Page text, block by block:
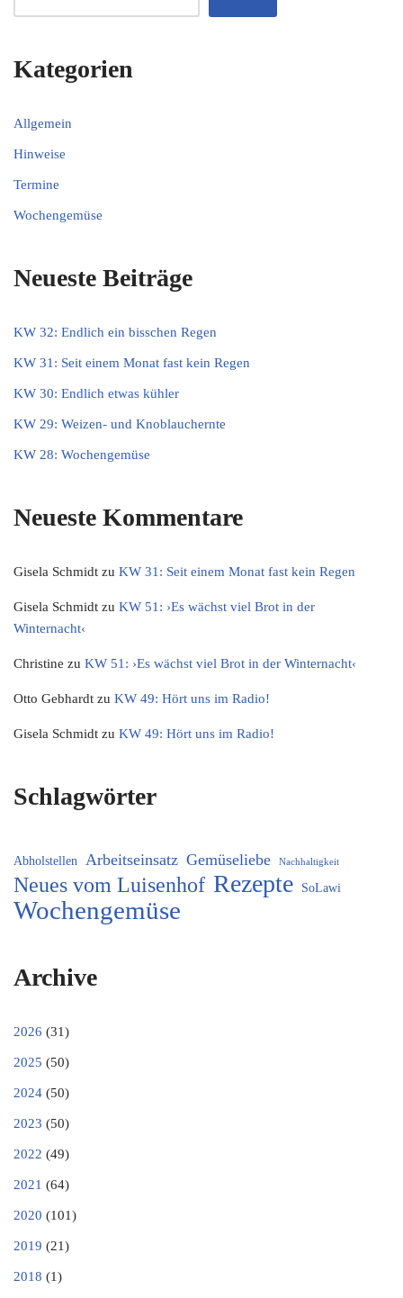
Kategorien
Allgemein
Hinweise
Termine
Wochengemüse
Neueste Beiträge
KW 32: Endlich ein bisschen Regen
KW 31: Seit einem Monat fast kein Regen
KW 30: Endlich etwas kühler
KW 29: Weizen- und Knoblauchernte
KW 28: Wochengemüse
Neueste Kommentare
Gisela Schmidt zu KW 31: Seit einem Monat fast kein Regen
Gisela Schmidt zu KW 51: ›Es wächst viel Brot in der
Winternacht‹
Christine zu KW 51: ›Es wächst viel Brot in der Winternacht‹
Otto Gebhardt zu KW 49: Hört uns im Radio!
Gisela Schmidt zu KW 49: Hört uns im Radio!
Schlagwörter
Abholstellen Arbeitseinsatz Gemüseliebe Nachhaltigkeit
Neues vom Luisenhof Rezepte SoLawi
Wochengemüse
Archive
2026 (31)
2025 (50)
2024 (50)
2023 (50)
2022 (49)
2021 (64)
2020 (101)
2019 (21)
2018 (1)